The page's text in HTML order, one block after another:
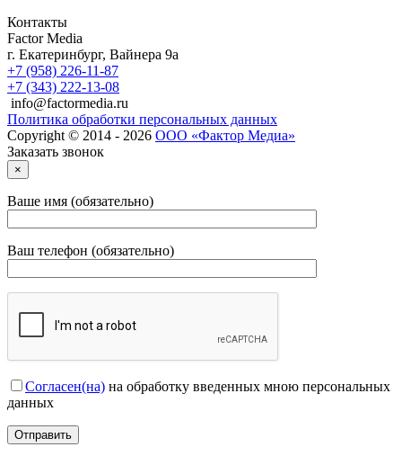
Контакты
Factor Media
г. Екатеринбург, Вайнера 9а
+7 (958) 226-11-87
+7 (343) 222-13-08
info@factormedia.ru
Политика обработки персональных данных
Copyright © 2014 - 2026 ООО «Фактор Медиа»
Заказать звонок
×
Ваше имя (обязательно)
Ваш телефон (обязательно)
Согласен(на) на обработку введенных мною персональных
данных